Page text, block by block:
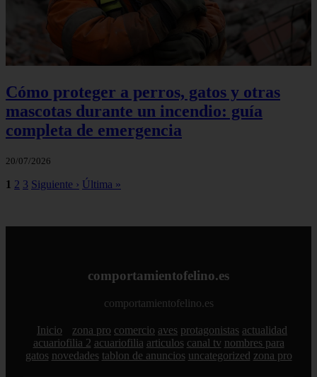
Cómo proteger a perros, gatos y otras
mascotas durante un incendio: guía
completa de emergencia
20/07/2026
1 2 3 Siguiente › Última »
comportamientofelino.es
comportamientofelino.es
Inicio zona pro comercio aves protagonistas actualidad
acuariofilia 2 acuariofilia articulos canal tv nombres para
gatos novedades tablon de anuncios uncategorized zona pro